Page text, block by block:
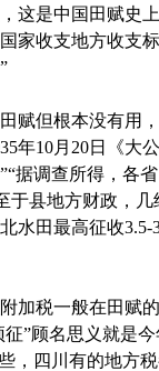
这是中国田赋史
家收支地方收支
但根本没有用，
年10月20日《大
据调查所得，各
于县地方财政，
水田最高征收3.5-
税一般在田赋的
”顾名思义就是
，四川有的地方